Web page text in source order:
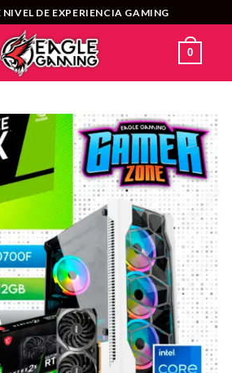
NIVEL DE EXPERIENCIA GAMING
0